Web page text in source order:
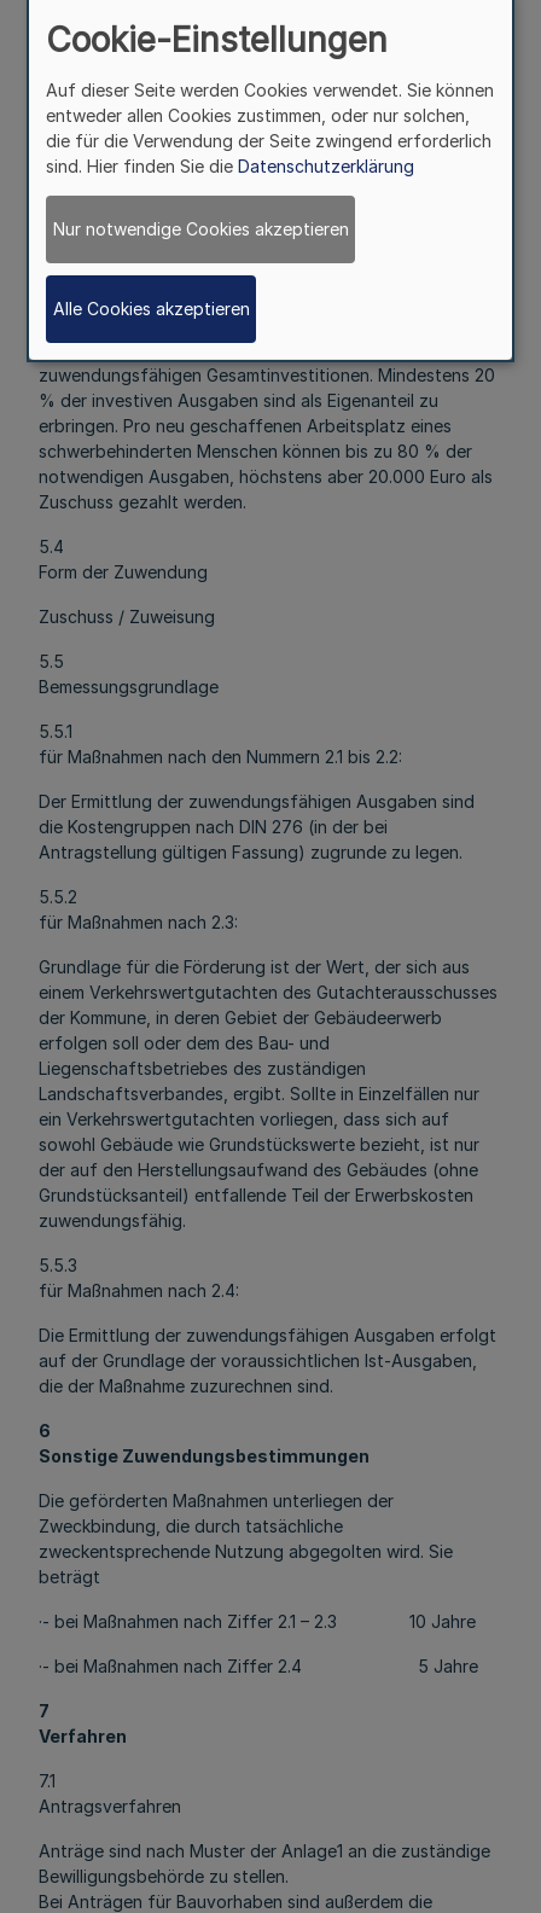
5.1
Projektförderung
5.2
Anteilfinanzierung
5.3
Förderungsrahmen
Der Förderungsrahmen beträgt bis maximal 80 % der
zuwendungsfähigen Gesamtinvestitionen. Mindestens 20
% der investiven Ausgaben sind als Eigenanteil zu
erbringen. Pro neu geschaffenen Arbeitsplatz eines
schwerbehinderten Menschen können bis zu 80 % der
notwendigen Ausgaben, höchstens aber 20.000 Euro als
Zuschuss gezahlt werden.
5.4
Form der Zuwendung
Zuschuss / Zuweisung
5.5
Bemessungsgrundlage
5.5.1
für Maßnahmen nach den Nummern 2.1 bis 2.2:
Der Ermittlung der zuwendungsfähigen Ausgaben sind
die Kostengruppen nach DIN 276 (in der bei
Antragstellung gültigen Fassung) zugrunde zu legen.
5.5.2
für Maßnahmen nach 2.3:
Grundlage für die Förderung ist der Wert, der sich aus
einem Verkehrswertgutachten des Gutachterausschusses
der Kommune, in deren Gebiet der Gebäudeerwerb
erfolgen soll oder dem des Bau- und
Liegenschaftsbetriebes des zuständigen
Landschaftsverbandes, ergibt. Sollte in Einzelfällen nur
ein Verkehrswertgutachten vorliegen, dass sich auf
sowohl Gebäude wie Grundstückswerte bezieht, ist nur
der auf den Herstellungsaufwand des Gebäudes (ohne
Grundstücksanteil) entfallende Teil der Erwerbskosten
zuwendungsfähig.
5.5.3
für Maßnahmen nach 2.4:
Die Ermittlung der zuwendungsfähigen Ausgaben erfolgt
auf der Grundlage der voraussichtlichen Ist-Ausgaben,
die der Maßnahme zuzurechnen sind.
6
Sonstige Zuwendungsbestimmungen
Die geförderten Maßnahmen unterliegen der
Zweckbindung, die durch tatsächliche
zweckentsprechende Nutzung abgegolten wird. Sie
beträgt
·- bei Maßnahmen nach Ziffer 2.1 – 2.3 10 Jahre
·- bei Maßnahmen nach Ziffer 2.4 5 Jahre
7
Verfahren
7.1
Antragsverfahren
Anträge sind nach Muster der Anlage1 an die zuständige
Bewilligungsbehörde zu stellen.
Bei Anträgen für Bauvorhaben sind außerdem die
Cookie-Einstellungen
Auf dieser Seite werden Cookies verwendet. Sie können
entweder allen Cookies zustimmen, oder nur solchen,
die für die Verwendung der Seite zwingend erforderlich
sind. Hier finden Sie die Datenschutzerklärung
Nur notwendige Cookies akzeptieren
Alle Cookies akzeptieren